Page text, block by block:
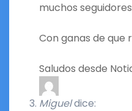
muchos
Con ganas de que
Saludos desde
Migueldice: